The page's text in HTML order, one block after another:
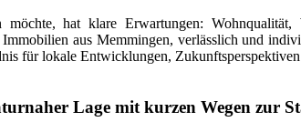
hat klare Erwartungen:
Immobilien aus Memmingen, verlässlich und
für lokale Entwicklungen,
Lage mit kurzen Wegen zur